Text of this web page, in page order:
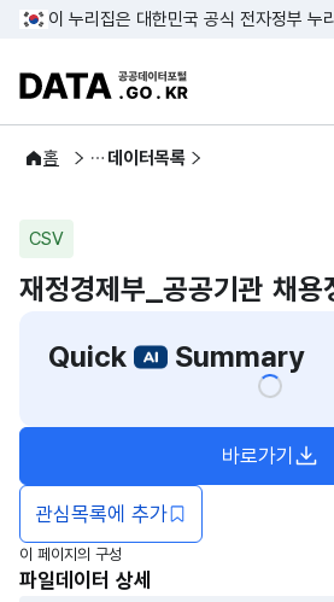
콘텐츠
푸터 바
이 누리집은 대한민국 공식 전자정부 누
DATA.GO.KR 공공데이
홈
공공데이터 데이터목록
CSV
재정경제부_공공기관 채용
Quick
Summary
관심목록에 추가
새창열림
바로가기
이 페이지의 구성
파일데이터 상세